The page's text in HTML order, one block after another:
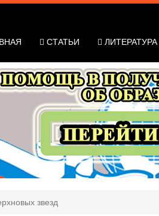
СТАТЬИ ЛИТЕРАТУРА
звезд